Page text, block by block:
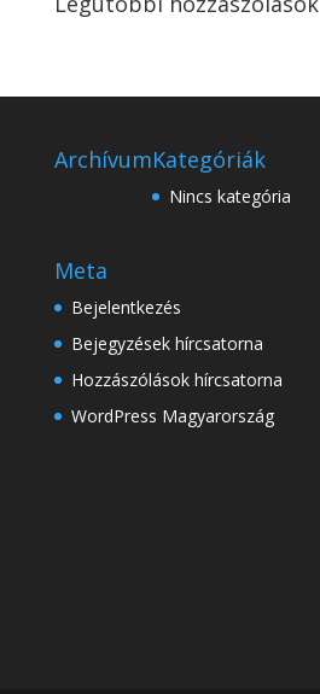
ArchívumKategóriák
Nincs kategória
Meta
Bejelentkezés
Bejegyzések hírcsatorna
Hozzászólások hírcsatorna
WordPress Magyarország